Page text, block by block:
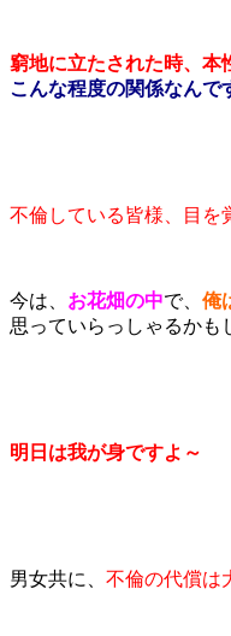
窮地に立たされた時、本
こんな程度の関係なんで
不倫している皆様、目を
今は、 お花畑の中で、 俺
思っていらっしゃるかも
明日は我が身ですよ～
男女共に、 不倫の代償は